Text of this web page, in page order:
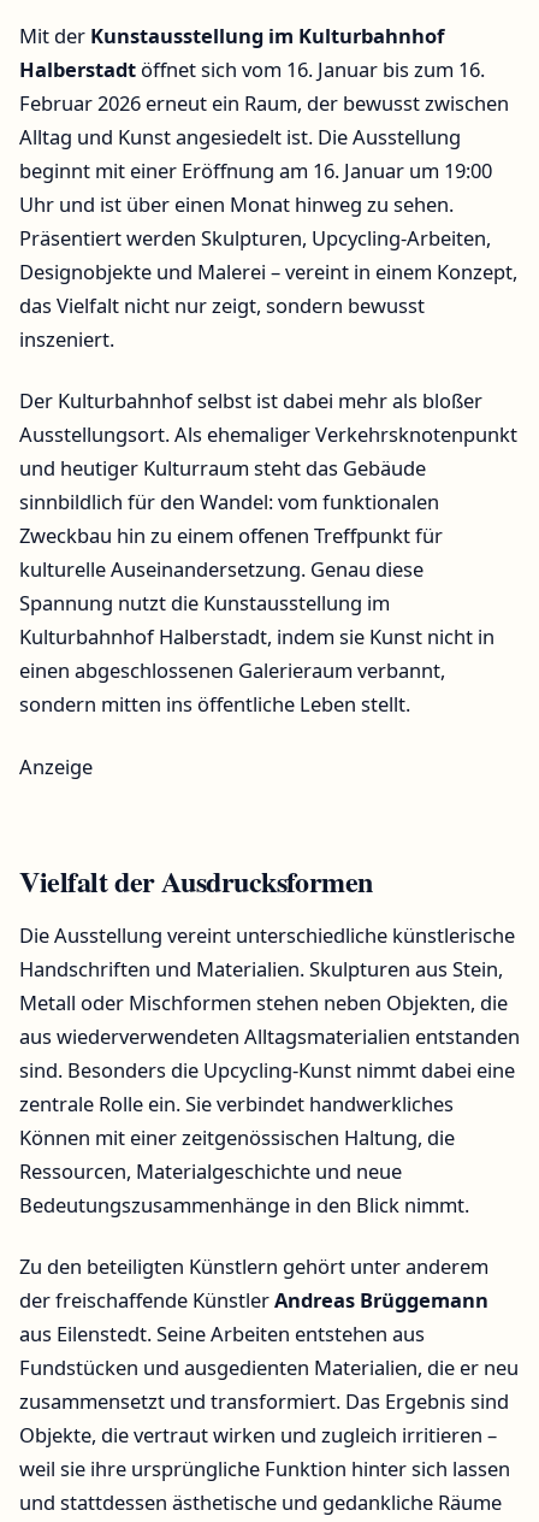
Mit der Kunstausstellung im Kulturbahnhof
Halberstadt öffnet sich vom 16. Januar bis zum 16.
Februar 2026 erneut ein Raum, der bewusst zwischen
Alltag und Kunst angesiedelt ist. Die Ausstellung
beginnt mit einer Eröffnung am 16. Januar um 19:00
Uhr und ist über einen Monat hinweg zu sehen.
Präsentiert werden Skulpturen, Upcycling-Arbeiten,
Designobjekte und Malerei – vereint in einem Konzept,
das Vielfalt nicht nur zeigt, sondern bewusst
inszeniert.
Der Kulturbahnhof selbst ist dabei mehr als bloßer
Ausstellungsort. Als ehemaliger Verkehrsknotenpunkt
und heutiger Kulturraum steht das Gebäude
sinnbildlich für den Wandel: vom funktionalen
Zweckbau hin zu einem offenen Treffpunkt für
kulturelle Auseinandersetzung. Genau diese
Spannung nutzt die Kunstausstellung im
Kulturbahnhof Halberstadt, indem sie Kunst nicht in
einen abgeschlossenen Galerieraum verbannt,
sondern mitten ins öffentliche Leben stellt.
Anzeige
Vielfalt der Ausdrucksformen
Die Ausstellung vereint unterschiedliche künstlerische
Handschriften und Materialien. Skulpturen aus Stein,
Metall oder Mischformen stehen neben Objekten, die
aus wiederverwendeten Alltagsmaterialien entstanden
sind. Besonders die Upcycling-Kunst nimmt dabei eine
zentrale Rolle ein. Sie verbindet handwerkliches
Können mit einer zeitgenössischen Haltung, die
Ressourcen, Materialgeschichte und neue
Bedeutungszusammenhänge in den Blick nimmt.
Zu den beteiligten Künstlern gehört unter anderem
der freischaffende KünstlerAndreas Brüggemann
aus Eilenstedt. Seine Arbeiten entstehen aus
Fundstücken und ausgedienten Materialien, die er neu
zusammensetzt und transformiert. Das Ergebnis sind
Objekte, die vertraut wirken und zugleich irritieren –
weil sie ihre ursprüngliche Funktion hinter sich lassen
und stattdessen ästhetische und gedankliche Räume